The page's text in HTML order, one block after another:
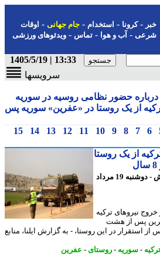
-کرونا-استخدام- جام جهانی-اوقات
-آب و هوا-تماس-ویدئوهای ورزشی
13:33 | 1405/5/19
سرویسها
حضور نظامی روسیه در سوریه
از یک روستا در «عفرین» سوریه پس
7
8
9
10
11
12
13
14
15
از یک روستا
6 ساعت پیش - دوشنبه 19 مرداد
نیروهای ترکیه
پس از هشت
در این روستا، - به گزارش ایلنا، منابع
-سوریه- روستای-عفرین